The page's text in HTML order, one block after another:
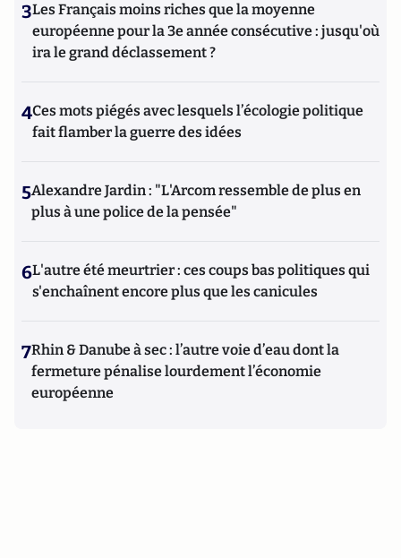
3Les Français moins riches que la moyenne
européenne pour la 3e année consécutive : jusqu'où
ira le grand déclassement ?
4Ces mots piégés avec lesquels l’écologie politique
fait flamber la guerre des idées
5Alexandre Jardin : "L'Arcom ressemble de plus en
plus à une police de la pensée"
6L'autre été meurtrier : ces coups bas politiques qui
s'enchaînent encore plus que les canicules
7Rhin & Danube à sec : l’autre voie d’eau dont la
fermeture pénalise lourdement l’économie
européenne